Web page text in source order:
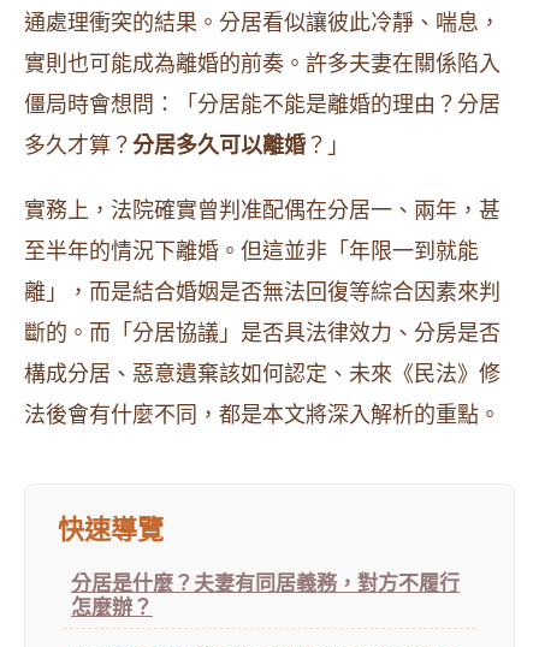
通處理衝突的結果。分居看似讓彼此冷靜、喘息，
實則也可能成為離婚的前奏。許多夫妻在關係陷入
僵局時會想問：「分居能不能是離婚的理由？分居
多久才算？ 分居多久可以離婚 ？」
實務上，法院確實曾判准配偶在分居一、兩年，甚
至半年的情況下離婚。但這並非「年限一到就能
離」，而是結合婚姻是否無法回復等綜合因素來判
斷的。而「分居協議」是否具法律效力、分房是否
構成分居、惡意遺棄該如何認定、未來《民法》修
法後會有什麼不同，都是本文將深入解析的重點。
快速導覽
分居是什麼？夫妻有同居義務，對方不履行
怎麼辦？